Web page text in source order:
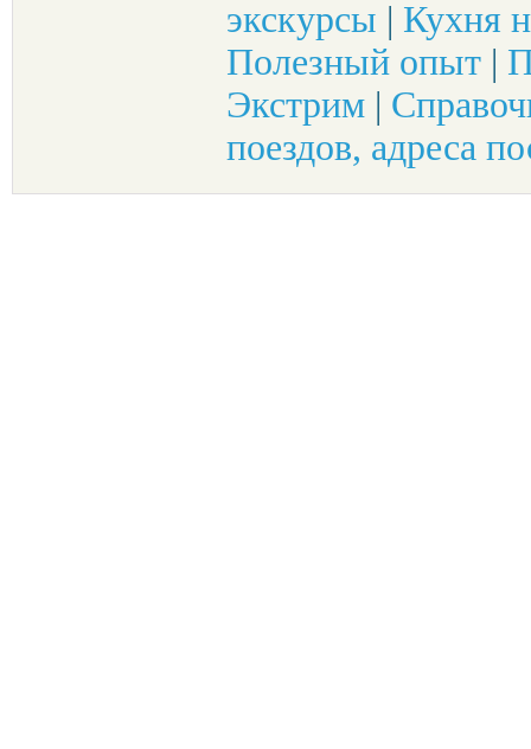
экскурсы | Кухня
Полезный опыт |
Экстрим |
поездов, адреса